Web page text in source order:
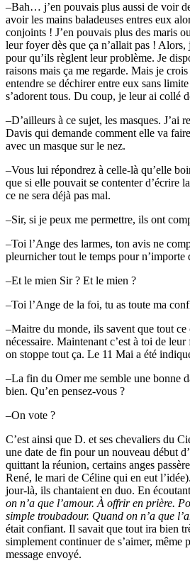
–Bah… j’en pouvais plus aussi de voir
avoir les mains baladeuses entres eux
conjoints ! J’en pouvais plus des maris
leur foyer dès que ça n’allait pas ! Alors,
pour qu’ils règlent leur problème. Je
raisons mais ça me regarde. Mais je
entendre se déchirer entre eux sans
s’adorent tous. Du coup, je leur ai collé
–D’ailleurs à ce sujet, les masques. J’ai
Davis qui demande comment elle va
avec un masque sur le nez.
–Vous lui répondrez à celle-là qu’elle
que si elle pouvait se contenter d’écrire
ce ne sera déjà pas mal.
–Sir, si je peux me permettre, ils ont
–Toi l’Ange des larmes, ton avis ne
pleurnicher tout le temps pour n’importe
–Et le mien Sir ? Et le mien ?
–Toi l’Ange de la foi, tu as toute ma
–Maitre du monde, ils savent que tout ce
nécessaire. Maintenant c’est à toi de
on stoppe tout ça. Le 11 Mai a été
–La fin du Omer me semble une bonne
bien. Qu’en pensez-vous ?
–On vote ?
C’est ainsi que D. et ses chevaliers du
une date de fin pour un nouveau début
quittant la réunion, certains anges
René, le mari de Céline qui en eut
jour-là, ils chantaient en duo. En
on n’a que l’amour. À offrir en prière.
simple troubadour. Quand on n’a que
était confiant. Il savait que tout ira bien
simplement continuer de s’aimer, même
message envoyé.